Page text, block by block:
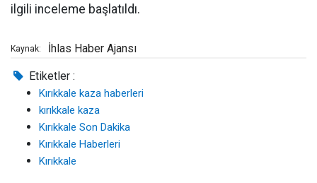
ilgili inceleme başlatıldı.
Kaynak: İhlas Haber Ajansı
Etiketler :
Kırıkkale kaza haberleri
kırıkkale kaza
Kırıkkale Son Dakika
Kırıkkale Haberleri
Kırıkkale